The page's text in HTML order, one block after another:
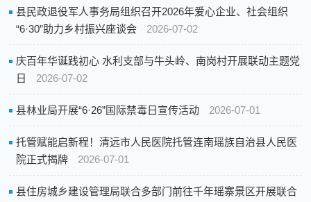
县民政退役军人事务局组织召开2026年爱心企业、社会组织
“6·30”助力乡村振兴座谈会
2026-07-02
庆百年华诞践初心 水利支部与牛头岭、南岗村开展联动主题党
日
2026-07-02
县林业局开展“6·26”国际禁毒日宣传活动 2026-07-01
托管赋能启新程！清远市人民医院托管连南瑶族自治县人民医
院正式揭牌
2026-07-01
县住房城乡建设管理局联合多部门前往千年瑶寨景区开展联合